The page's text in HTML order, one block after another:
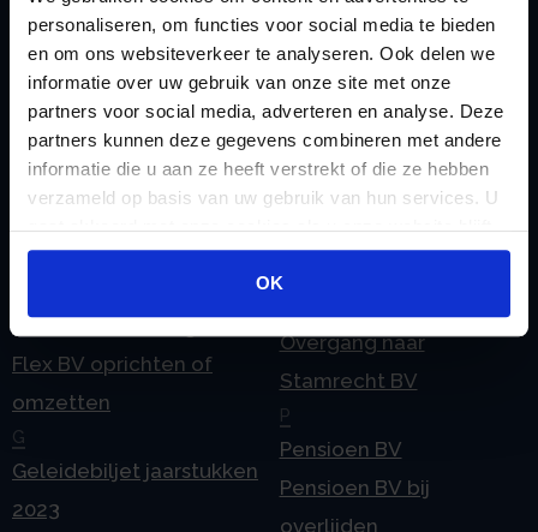
personaliseren, om functies voor social media te bieden
en om ons websiteverkeer te analyseren. Ook delen we
informatie over uw gebruik van onze site met onze
partners voor social media, adverteren en analyse. Deze
partners kunnen deze gegevens combineren met andere
informatie die u aan ze heeft verstrekt of die ze hebben
verzameld op basis van uw gebruik van hun services. U
gaat akkoord met onze cookies als u onze website blijft
gebruiken.
OK
Checklist IB 2025 (Word)
Contact
eHerkenning voor uw
Stamrecht BV
Emigratie Pensioen BV
Fiscale waardering
Flex BV oprichten of
omzetten
G
Geleidebiljet jaarstukken
2023
Ontbinden Stamrecht
Onzakelijke lening
Stamrecht BV
Oprichten BV door
StamrechtBV.com
Overgang naar
Stamrecht BV
P
Pensioen BV
Pensioen BV bij
overlijden